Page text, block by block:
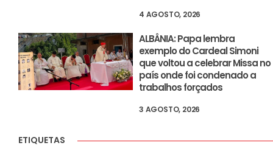
4 AGOSTO, 2026
ALBÂNIA: Papa lembra
exemplo do Cardeal Simoni
que voltou a celebrar Missa no
país onde foi condenado a
trabalhos forçados
3 AGOSTO, 2026
ETIQUETAS